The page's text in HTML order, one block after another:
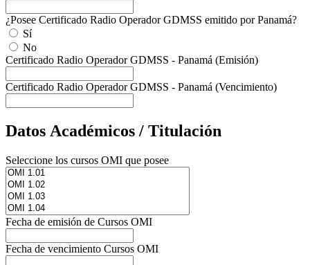
¿Posee Certificado Radio Operador GDMSS emitido por Panamá?
Sí
No
Certificado Radio Operador GDMSS - Panamá (Emisión)
Certificado Radio Operador GDMSS - Panamá (Vencimiento)
Datos Académicos / Titulación
Seleccione los cursos OMI que posee
Fecha de emisión de Cursos OMI
Fecha de vencimiento Cursos OMI